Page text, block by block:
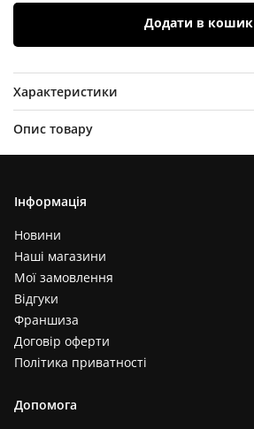
Додати в кошик
Характеристики
Опис товару
Інформація
Новини
Наші магазини
Мої замовлення
Відгуки
Франшиза
Договір оферти
Політика приватності
Допомога